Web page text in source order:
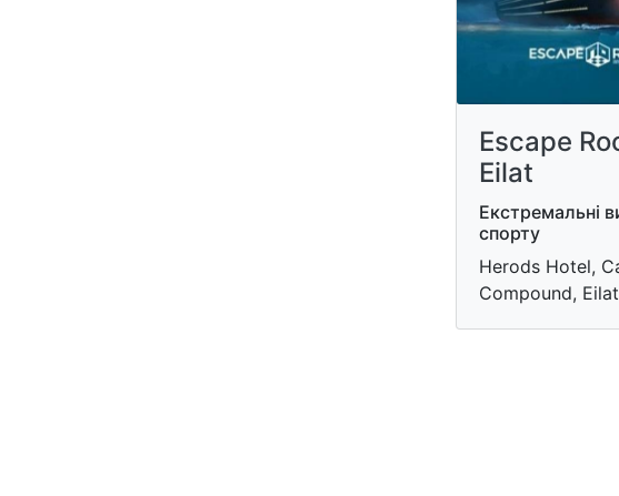
Escape
Eilat
Екстремальні
спорту
Herods Hotel,
Compound,